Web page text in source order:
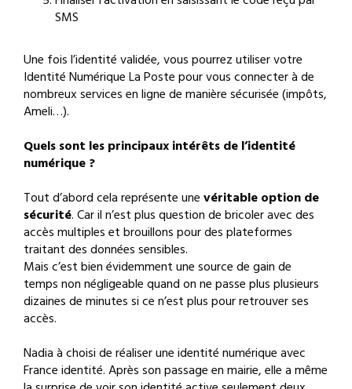
SMS
Une fois l’identité validée, vous pourrez utiliser votre
Identité Numérique La Poste pour vous connecter à de
nombreux services en ligne de manière sécurisée (impôts,
Ameli…).
Quels sont les principaux intérêts de l’identité
numérique ?
Tout d’abord cela représente unevéritable option de
sécurité. Car il n’est plus question de bricoler avec des
accès multiples et brouillons pour des plateformes
traitant des données sensibles.
Mais c’est bien évidemment une source de gain de
temps non négligeable quand on ne passe plus plusieurs
dizaines de minutes si ce n’est plus pour retrouver ses
accès.
Nadia à choisi de réaliser une identité numérique avec
France identité. Après son passage en mairie, elle a même